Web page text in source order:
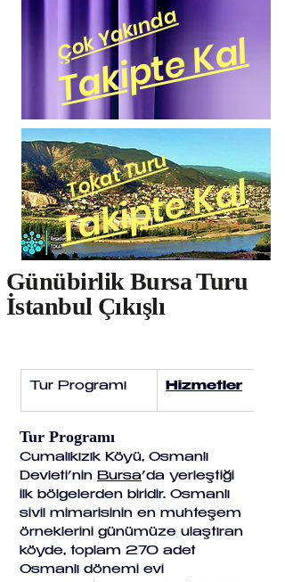
Çok Yakında
Takipte Kal
Tokat Turu
Takipte Kal
Günübirlik Bursa Turu
İstanbul Çıkışlı
Tur Programı Hizmetler
Tur Programı
Cumalıkızık Köyü, Osmanlı
Devleti’nin Bursa’da yerleştiği
ilk bölgelerden biridir. Osmanlı
sivil mimarisinin en muhteşem
örneklerini günümüze ulaştıran
köyde, toplam 270 adet
Osmanlı dönemi evi